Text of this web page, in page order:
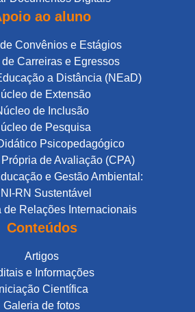
ao aluno
Convênios e Estágios
Carreiras e Egressos
a Distância (NEaD)
de Extensão
de Inclusão
de Pesquisa
Psicopedagógico
de Avaliação (CPA)
e Gestão Ambiental:
RN Sustentável
de Relações Internacionais
Conteúdos
Artigos
e Informações
Iniciação Científica
Galeria de fotos